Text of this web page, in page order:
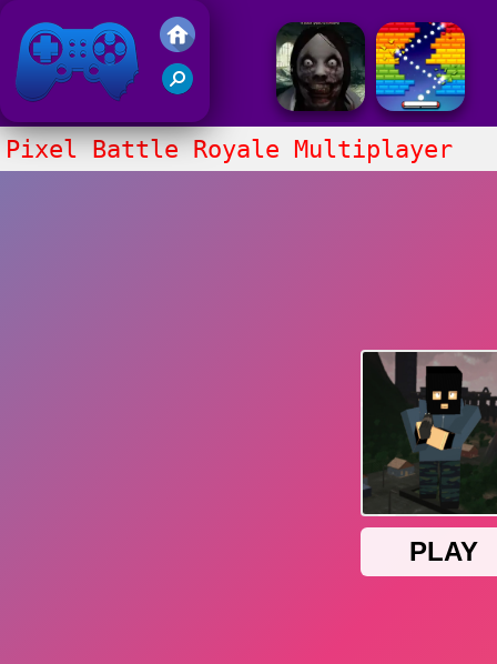
Juegos Friv 2017
Pixel Battle Royale Multiplayer